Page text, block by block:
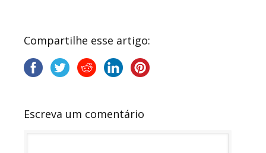
Compartilhe esse artigo:
Escreva um comentário